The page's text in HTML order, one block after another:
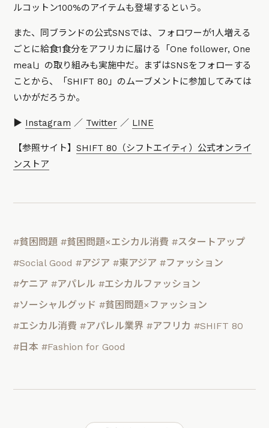
ルコットン100%のアイテムも登場するという。
また、同ブランドの公式SNSでは、フォロワーが1人増える
ごとに給食1食分をアフリカに届ける「One follower, One
meal」の取り組みも実施中だ。まずはSNSをフォローする
ことから、「SHIFT 80」のムーブメントに参加してみては
いかがだろうか。
▶ Instagram ／ Twitter ／ LINE
【参照サイト】SHIFT 80（シフトエイティ）公式オンライ
ンストア
#貧困問題 #貧困問題×エシカル消費 #スタートアップ
#Social Good #アジア #東アジア #ファッション
#ケニア #アパレル #エシカルファッション
#ソーシャルグッド #貧困問題×ファッション
#エシカル消費 #アパレル業界 #アフリカ #SHIFT 80
#日本 #Fashion for Good